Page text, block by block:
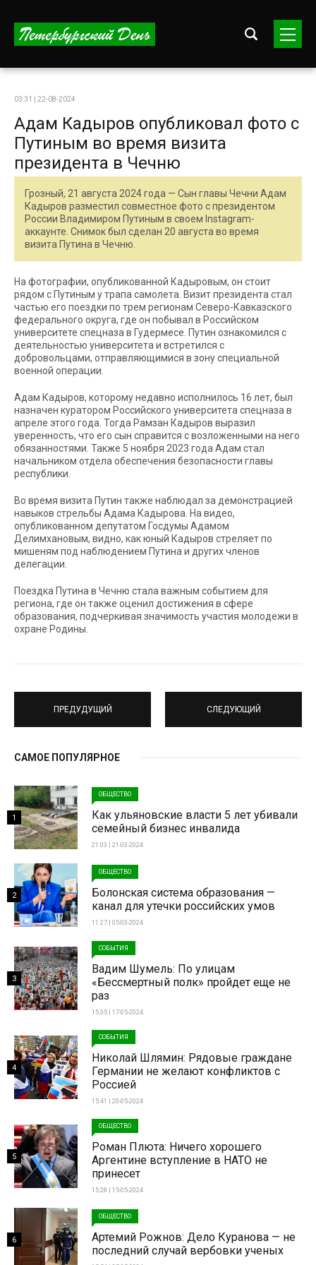
03:31 | 22-08-2024
Адам Кадыров опубликовал фото с
Путиным во время визита
президента в Чечню
Грозный, 21 августа 2024 года — Сын главы Чечни Адам
Кадыров разместил совместное фото с президентом
России Владимиром Путиным в своем Instagram-
аккаунте. Снимок был сделан 20 августа во время
визита Путина в Чечню.
На фотографии, опубликованной Кадыровым, он стоит
рядом с Путиным у трапа самолета. Визит президента стал
частью его поездки по трем регионам Северо-Кавказского
федерального округа, где он побывал в Российском
университете спецназа в Гудермесе. Путин ознакомился с
деятельностью университета и встретился с
добровольцами, отправляющимися в зону специальной
военной операции.
Адам Кадыров, которому недавно исполнилось 16 лет, был
назначен куратором Российского университета спецназа в
апреле этого года. Тогда Рамзан Кадыров выразил
уверенность, что его сын справится с возложенными на него
обязанностями. Также 5 ноября 2023 года Адам стал
начальником отдела обеспечения безопасности главы
республики.
Во время визита Путин также наблюдал за демонстрацией
навыков стрельбы Адама Кадырова. На видео,
опубликованном депутатом Госдумы Адамом
Делимхановым, видно, как юный Кадыров стреляет по
мишеням под наблюдением Путина и других членов
делегации.
Поездка Путина в Чечню стала важным событием для
региона, где он также оценил достижения в сфере
образования, подчеркивая значимость участия молодежи в
охране Родины.
ПРЕДУДУЩИЙ СЛЕДУЮЩИЙ
САМОЕ ПОПУЛЯРНОЕ
ОБЩЕСТВО
Как ульяновские власти 5 лет убивали
семейный бизнес инвалида
21:03 | 21-03-2024
1
ОБЩЕСТВО
Болонская система образования —
канал для утечки российских умов
11:27 | 05-03-2024
2
СОБЫТИЯ
Вадим Шумель: По улицам
«Бессмертный полк» пройдет еще не
раз
15:35 | 17-05-2024
3
СОБЫТИЯ
Николай Шлямин: Рядовые граждане
Германии не желают конфликтов с
Россией
15:41 | 20-05-2024
4
ОБЩЕСТВО
Роман Плюта: Ничего хорошего
Аргентине вступление в НАТО не
принесет
15:28 | 15-05-2024
5
ОБЩЕСТВО
Артемий Рожнов: Дело Куранова — не
последний случай вербовки ученых
6